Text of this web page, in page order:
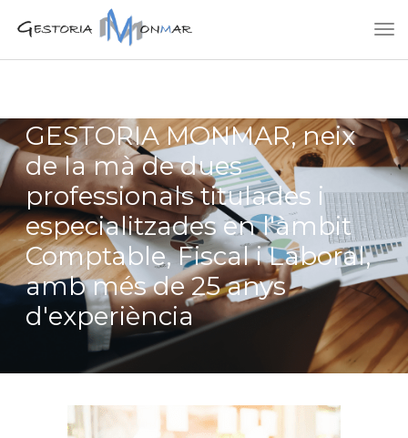
GESTORIA MONMAR, neix
de la mà de dues
professionals titulades i
especialitzades en l'àmbit
Comptable, Fiscal i Laboral,
amb més de 25 anys
d'experiència